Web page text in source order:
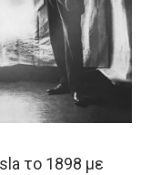
το 1898 με